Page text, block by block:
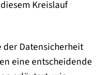
Kreislauf
der Datensicherheit
eine entscheidende